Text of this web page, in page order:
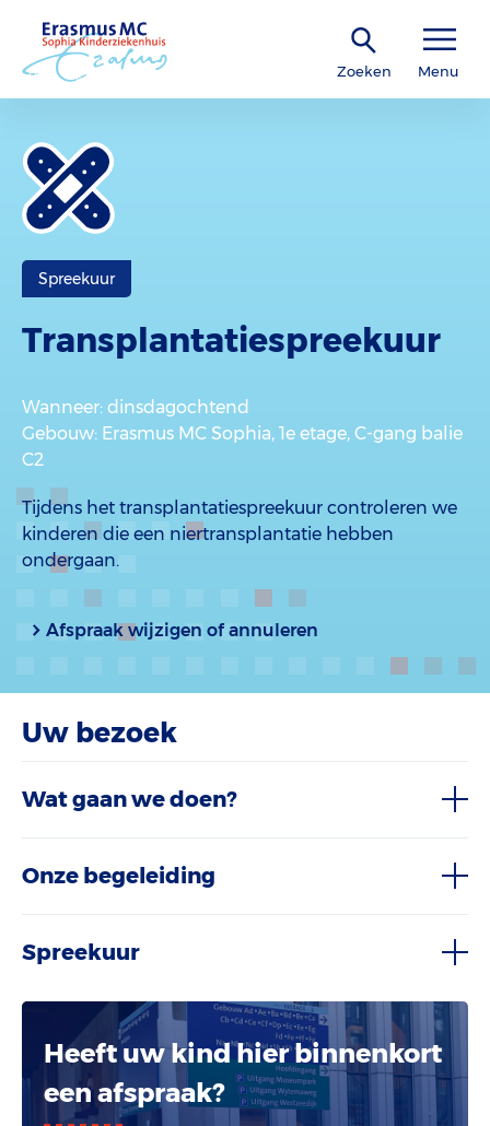
Zoeken Menu
Spreekuur
Transplantatiespreekuur
Wanneer: dinsdagochtend
Gebouw: Erasmus MC Sophia, 1e etage, C-gang balie
C2
Tijdens het transplantatiespreekuur controleren we
kinderen die een niertransplantatie hebben
ondergaan.
Afspraak wijzigen of annuleren
Uw bezoek
Wat gaan we doen?
Onze begeleiding
Spreekuur
Heeft uw kind hier binnenkort
een afspraak?